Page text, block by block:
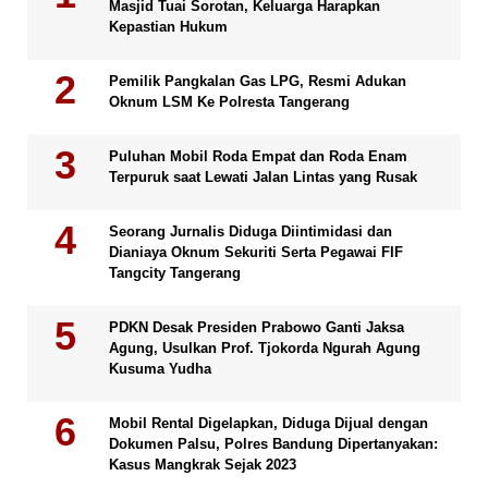
Masjid Tuai Sorotan, Keluarga Harapkan
Kepastian Hukum
Pemilik Pangkalan Gas LPG, Resmi Adukan
Oknum LSM Ke Polresta Tangerang
Puluhan Mobil Roda Empat dan Roda Enam
Terpuruk saat Lewati Jalan Lintas yang Rusak
Seorang Jurnalis Diduga Diintimidasi dan
Dianiaya Oknum Sekuriti Serta Pegawai FIF
Tangcity Tangerang
PDKN Desak Presiden Prabowo Ganti Jaksa
Agung, Usulkan Prof. Tjokorda Ngurah Agung
Kusuma Yudha
Mobil Rental Digelapkan, Diduga Dijual dengan
Dokumen Palsu, Polres Bandung Dipertanyakan:
Kasus Mangkrak Sejak 2023